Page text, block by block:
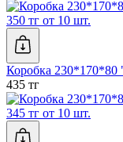
350 тг от 10 шт.
Коробка 230*170*80
435 тг
345 тг от 10 шт.